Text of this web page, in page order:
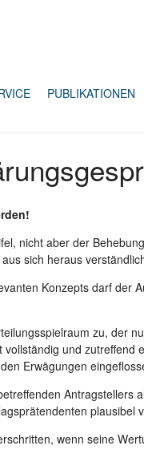
PUBLIKATIONEN
nicht aber der
sich heraus
Konzepts darf der
zu, der
und zutreffend
Erwägungen
Antragstellers
plausibel
wenn seine